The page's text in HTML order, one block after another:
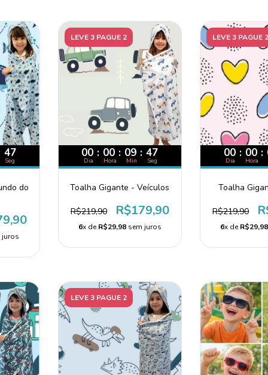
46
Seg
do
LEVE 3 PAGUE 2
00 : 00 : 09 : 46
Dia Hora Min Seg
Toalha Gigante - Veículos
R$219,90 R$179,90
6x deR$29,98sem juros
LEVE 3 PAGUE 2
00 : 00 :
Dia Hora
Toalha
R$219,90
6x deR$29,98
LEVE 3 PAGUE 2